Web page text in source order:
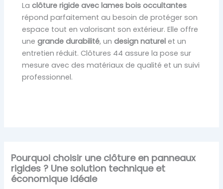
Laclôture rigide avec lames bois occultantes
répond parfaitement au besoin de protéger son
espace tout en valorisant son extérieur. Elle offre
unegrande durabilité, undesign naturel et un
entretien réduit. Clôtures 44 assure la pose sur
mesure avec des matériaux de qualité et un suivi
professionnel.
Pourquoi choisir une clôture en panneaux
rigides ? Une solution technique et
économique idéale